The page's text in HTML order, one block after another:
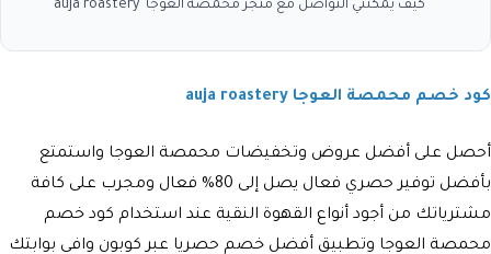
كيف يمكنني التواصل مع متجر محمصة العوجا auja roastery
كود خصم محمصة العوجا auja roastery
أحصل على أفضل عروض وتخفيضات محمصة العوجا واستمتع
بأفضل توفير حصري فعال يصل إلى 80% فعال ومجرب على كافة
مشترياتك من أجود أنواع القهوة النقية عند استخدام كود خصم
محمصة العوجا وتطبيق أفضل خصم حصريا عبر كوبون وافي بوابتك